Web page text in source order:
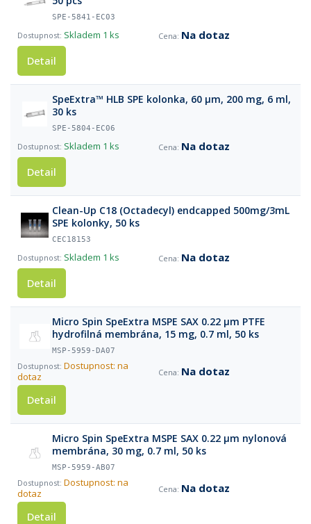
SPE-5841-EC03
Skladem 1 ks
Na dotaz
Detail
SpeExtra™ HLB SPE kolonka, 60 µm, 200 mg, 6 ml,
30 ks
SPE-5804-EC06
Skladem 1 ks
Na dotaz
Detail
Clean-Up C18 (Octadecyl) endcapped 500mg/3mL
SPE kolonky, 50 ks
CEC18153
Skladem 1 ks
Na dotaz
Detail
Micro Spin SpeExtra MSPE SAX 0.22 µm PTFE
hydrofilná membrána, 15 mg, 0.7 ml, 50 ks
MSP-5959-DA07
Dostupnost: na
dotaz
Na dotaz
Detail
Micro Spin SpeExtra MSPE SAX 0.22 µm nylonová
membrána, 30 mg, 0.7 ml, 50 ks
MSP-5959-AB07
Dostupnost: na
dotaz
Na dotaz
Detail